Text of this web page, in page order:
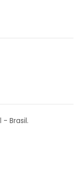
- Brasil.